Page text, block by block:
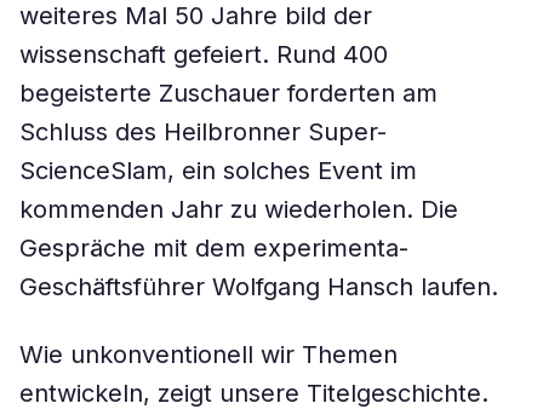
weiteres Mal 50 Jahre bild der
wissenschaft gefeiert. Rund 400
begeisterte Zuschauer forderten am
Schluss des Heilbronner Super-
ScienceSlam, ein solches Event im
kommenden Jahr zu wiederholen. Die
Gespräche mit dem experimenta-
Geschäftsführer Wolfgang Hansch laufen.
Wie unkonventionell wir Themen
entwickeln, zeigt unsere Titelgeschichte.